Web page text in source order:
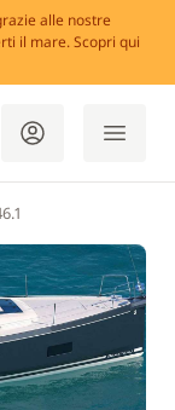
alle nostre
il mare. Scopri qui